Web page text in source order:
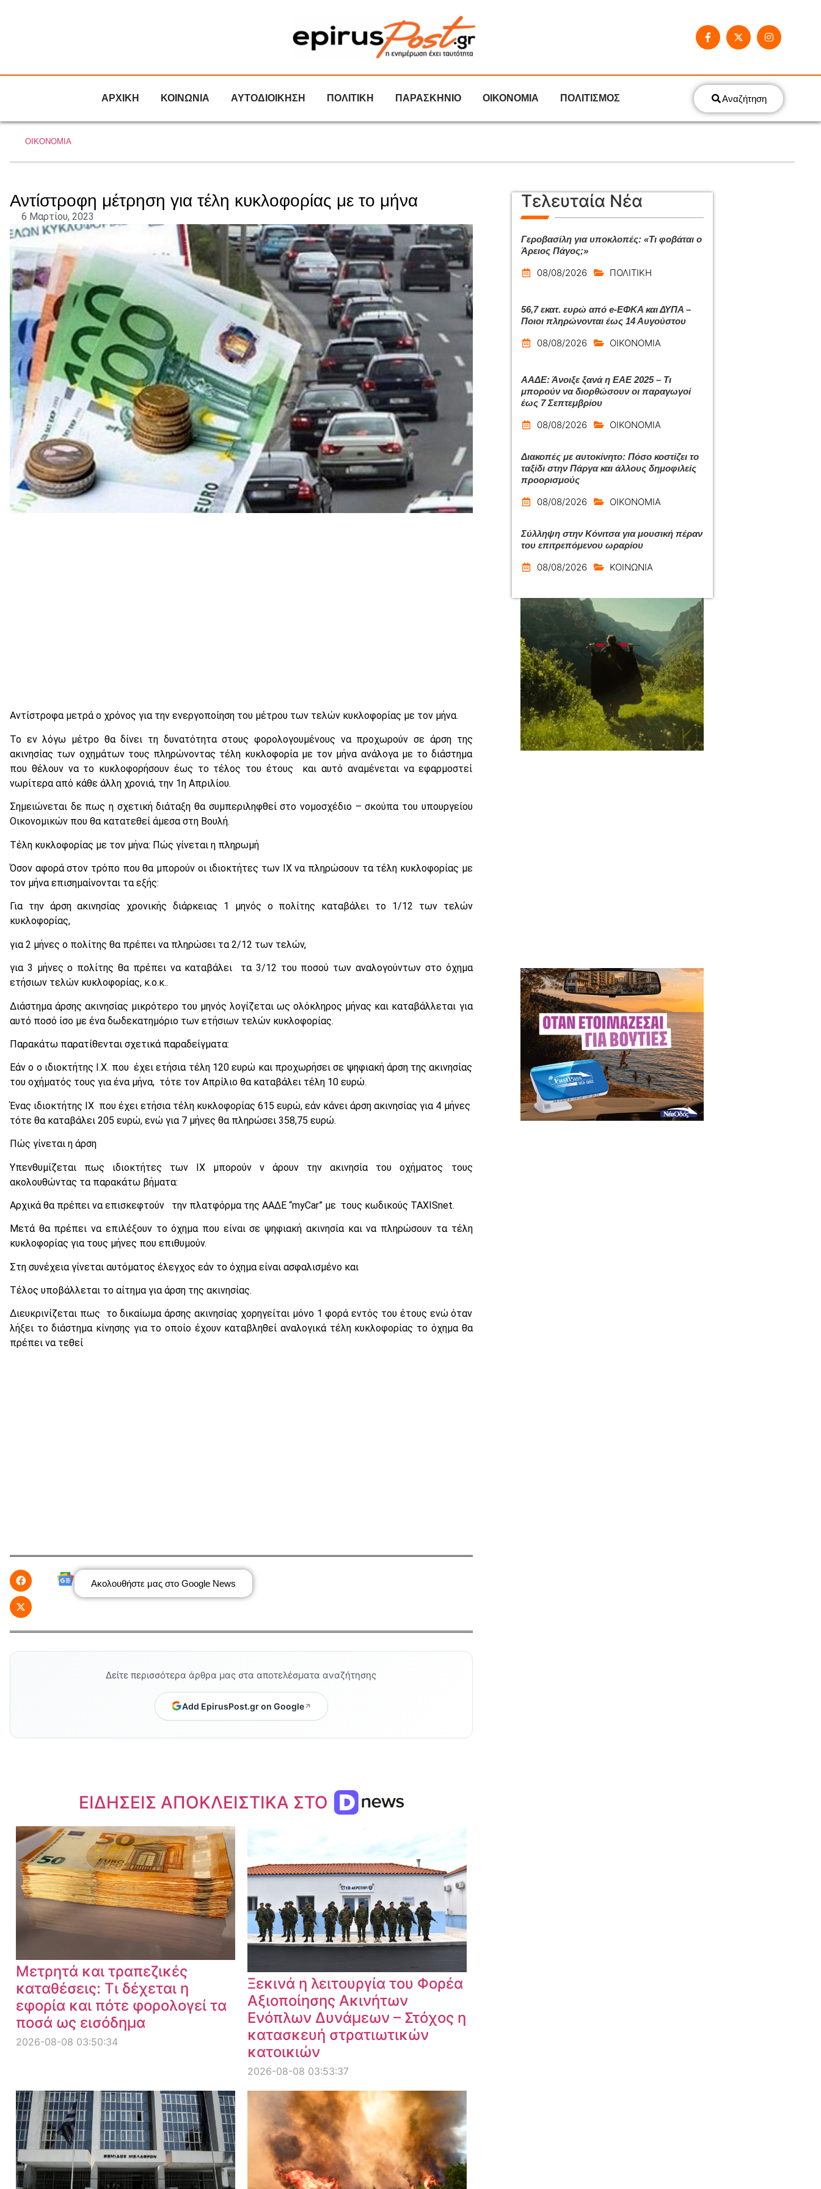
ΑΡΧΙΚΗ ΚΟΙΝΩΝΙΑ ΑΥΤΟΔΙΟΙΚΗΣΗ ΠΟΛΙΤΙΚΗ ΠΑΡΑΣΚΗΝΙΟ ΟΙΚΟΝΟΜΙΑ ΠΟΛΙΤΙΣΜΟΣ Αναζήτηση
ΟΙΚΟΝΟΜΙΑ
Αντίστροφη μέτρηση για τέλη κυκλοφορίας με το μήνα
6 Μαρτίου, 2023
Αντίστροφα μετρά ο χρόνος για την ενεργοποίηση του μέτρου των τελών κυκλοφορίας με τον μήνα.
Το εν λόγω μέτρο θα δίνει τη δυνατότητα στους φορολογουμένους να προχωρούν σε άρση της
ακινησίας των οχημάτων τους πληρώνοντας τέλη κυκλοφορία με τον μήνα ανάλογα με το διάστημα
που θέλουν να το κυκλοφορήσουν έως το τέλος του έτους και αυτό αναμένεται να εφαρμοστεί
νωρίτερα από κάθε άλλη χρονιά, την 1η Απριλίου.
Σημειώνεται δε πως η σχετική διάταξη θα συμπεριληφθεί στο νομοσχέδιο – σκούπα του υπουργείου
Οικονομικών που θα κατατεθεί άμεσα στη Βουλή.
Τέλη κυκλοφορίας με τον μήνα: Πώς γίνεται η πληρωμή
Όσον αφορά στον τρόπο που θα μπορούν οι ιδιοκτήτες των ΙΧ να πληρώσουν τα τέλη κυκλοφορίας με
τον μήνα επισημαίνονται τα εξής:
Για την άρση ακινησίας χρονικής διάρκειας 1 μηνός ο πολίτης καταβάλει το 1/12 των τελών
κυκλοφορίας,
για 2 μήνες ο πολίτης θα πρέπει να πληρώσει τα 2/12 των τελών,
για 3 μήνες ο πολίτης θα πρέπει να καταβάλει τα 3/12 του ποσού των αναλογούντων στο όχημα
ετήσιων τελών κυκλοφορίας, κ.ο.κ..
Διάστημα άρσης ακινησίας μικρότερο του μηνός λογίζεται ως ολόκληρος μήνας και καταβάλλεται για
αυτό ποσό ίσο με ένα δωδεκατημόριο των ετήσιων τελών κυκλοφορίας.
Παρακάτω παρατίθενται σχετικά παραδείγματα:
Εάν ο ο ιδιοκτήτης Ι.Χ. που έχει ετήσια τέλη 120 ευρώ και προχωρήσει σε ψηφιακή άρση της ακινησίας
του οχήματός τους για ένα μήνα, τότε τον Απρίλιο θα καταβάλει τέλη 10 ευρώ.
Ένας ιδιοκτήτης ΙΧ που έχει ετήσια τέλη κυκλοφορίας 615 ευρώ, εάν κάνει άρση ακινησίας για 4 μήνες
τότε θα καταβάλει 205 ευρώ, ενώ για 7 μήνες θα πληρώσει 358,75 ευρώ.
Πώς γίνεται η άρση
Υπενθυμίζεται πως ιδιοκτήτες των ΙΧ μπορούν ν άρουν την ακινησία του οχήματος τους
ακολουθώντας τα παρακάτω βήματα:
Αρχικά θα πρέπει να επισκεφτούν την πλατφόρμα της ΑΑΔΕ “myCar” με τους κωδικούς TAXISnet.
Μετά θα πρέπει να επιλέξουν το όχημα που είναι σε ψηφιακή ακινησία και να πληρώσουν τα τέλη
κυκλοφορίας για τους μήνες που επιθυμούν.
Στη συνέχεια γίνεται αυτόματος έλεγχος εάν το όχημα είναι ασφαλισμένο και
Τέλος υποβάλλεται το αίτημα για άρση της ακινησίας.
Διευκρινίζεται πως το δικαίωμα άρσης ακινησίας χορηγείται μόνο 1 φορά εντός του έτους ενώ όταν
λήξει το διάστημα κίνησης για το οποίο έχουν καταβληθεί αναλογικά τέλη κυκλοφορίας το όχημα θα
πρέπει να τεθεί
Ακολουθήστε μας στο Google News
Δείτε περισσότερα άρθρα μας στα αποτελέσματα αναζήτησης
Add EpirusPost.gr on Google
ΕΙΔΗΣΕΙΣ ΑΠΟΚΛΕΙΣΤΙΚΑ ΣΤΟ
Dnews.gr
Μετρητά και τραπεζικές
καταθέσεις: Τι δέχεται η
εφορία και πότε φορολογεί τα
ποσά ως εισόδημα
2026-08-08 03:50:34
Ξεκινά η λειτουργία του Φορέα
Αξιοποίησης Ακινήτων
Ενόπλων Δυνάμεων – Στόχος η
κατασκευή στρατιωτικών
κατοικιών
2026-08-08 03:53:37
Τελευταία Νέα
Γεροβασίλη για υποκλοπές: «Τι φοβάται ο
Άρειος Πάγος;»
08/08/2026 ΠΟΛΙΤΙΚΗ
56,7 εκατ. ευρώ από e-ΕΦΚΑ και ΔΥΠΑ –
Ποιοι πληρώνονται έως 14 Αυγούστου
08/08/2026 ΟΙΚΟΝΟΜΙΑ
ΑΑΔΕ: Άνοιξε ξανά η ΕΑΕ 2025 – Τι
μπορούν να διορθώσουν οι παραγωγοί
έως 7 Σεπτεμβρίου
08/08/2026 ΟΙΚΟΝΟΜΙΑ
Διακοπές με αυτοκίνητο: Πόσο κοστίζει το
ταξίδι στην Πάργα και άλλους δημοφιλείς
προορισμούς
08/08/2026 ΟΙΚΟΝΟΜΙΑ
Σύλληψη στην Κόνιτσα για μουσική πέραν
του επιτρεπόμενου ωραρίου
08/08/2026 ΚΟΙΝΩΝΙΑ